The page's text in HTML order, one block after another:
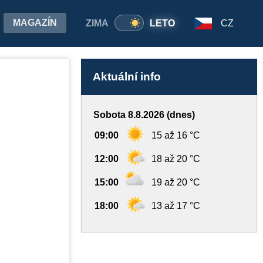
ZIMA LETO
MAGAZÍN CZ
Aktuální info
Sobota 8.8.2026 (dnes)
09:00 15 až 16 °C
12:00 18 až 20 °C
15:00 19 až 20 °C
18:00 13 až 17 °C